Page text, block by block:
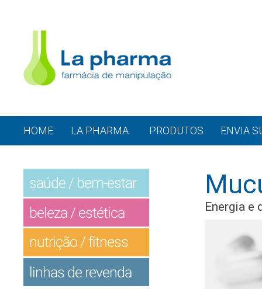
HOME LA PHARMA PRODUTOS ENVIA
Energia e